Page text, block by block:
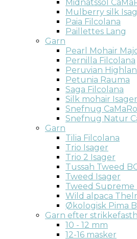
Midnatssol
Mulberry silk
Paia Filcolana
Paillettes Lang
Garn
Pearl Mohair
Pernilla Filcolana
Peruvian
Petunia Rauma
Saga Filcolana
Silk mohair Isager
Snefnug
Snefnug Natur
Garn
Tilia Filcolana
Trio Isager
Trio 2 Isager
Tussah Tweed
Tweed Isager
Tweed Supreme
Wild alpaca
Økologisk Pima
Garn efter
10 - 12 mm
12-16 masker